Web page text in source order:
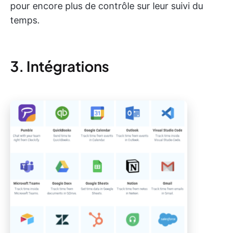
pour encore plus de contrôle sur leur suivi du
temps.
3. Intégrations